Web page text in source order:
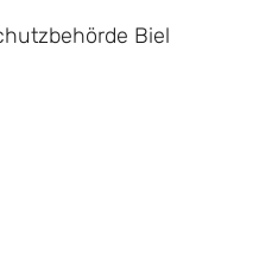
Biel